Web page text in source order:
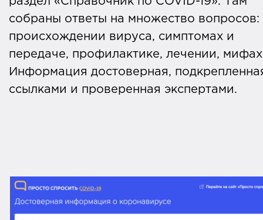
собраны ответы на множество вопросов:
происхождении вируса, симптомах и
передаче, профилактике, лечении,
Информация достоверная,
ссылками и проверенная экспертами.